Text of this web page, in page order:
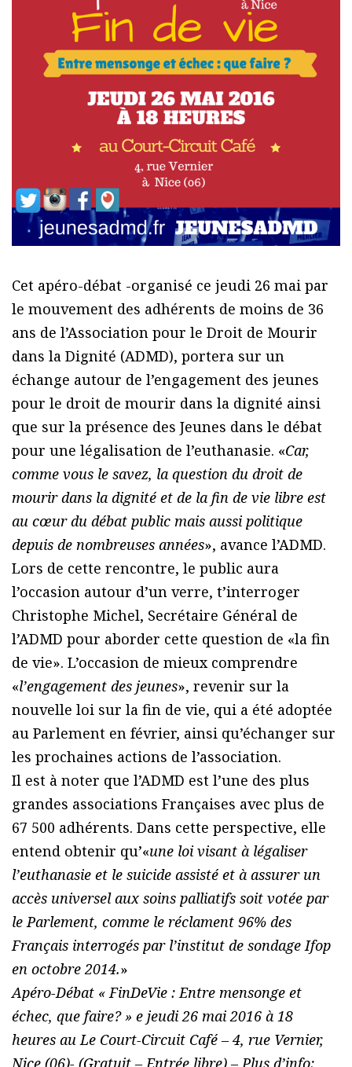
Cet apéro-débat -organisé ce jeudi 26 mai par
le mouvement des adhérents de moins de 36
ans de l’Association pour le Droit de Mourir
dans la Dignité (ADMD), portera sur un
échange autour de l’engagement des jeunes
pour le droit de mourir dans la dignité ainsi
que sur la présence des Jeunes dans le débat
pour une légalisation de l’euthanasie. «Car,
comme vous le savez, la question du droit de
mourir dans la dignité et de la fin de vie libre est
au cœur du débat public mais aussi politique
depuis de nombreuses années», avance l’ADMD.
Lors de cette rencontre, le public aura
l’occasion autour d’un verre, t’interroger
Christophe Michel, Secrétaire Général de
l’ADMD pour aborder cette question de «la fin
de vie». L’occasion de mieux comprendre
«l’engagement des jeunes», revenir sur la
nouvelle loi sur la fin de vie, qui a été adoptée
au Parlement en février, ainsi qu’échanger sur
les prochaines actions de l’association.
Il est à noter que l’ADMD est l’une des plus
grandes associations Françaises avec plus de
67 500 adhérents. Dans cette perspective, elle
entend obtenir qu’«une loi visant à légaliser
l’euthanasie et le suicide assisté et à assurer un
accès universel aux soins palliatifs soit votée par
le Parlement, comme le réclament 96% des
Français interrogés par l’institut de sondage Ifop
en octobre 2014.»
Apéro-Débat « FinDeVie : Entre mensonge et
échec, que faire? » e jeudi 26 mai 2016 à 18
heures au Le Court-Circuit Café – 4, rue Vernier,